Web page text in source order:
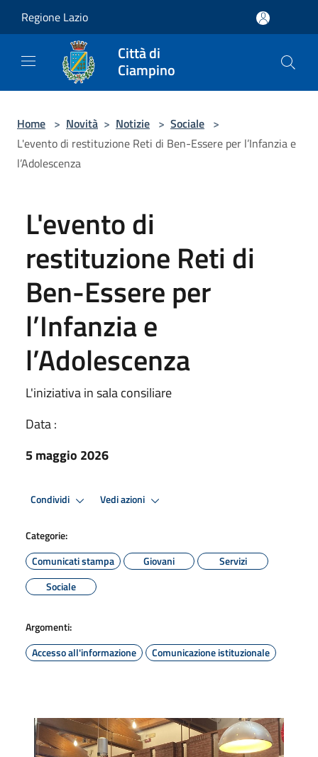
Regione Lazio
Città di
Ciampino
Home > Novità > Notizie > Sociale >
L'evento di restituzione Reti di Ben-Essere per l’Infanzia e
l’Adolescenza
L'evento di
restituzione Reti di
Ben-Essere per
l’Infanzia e
l’Adolescenza
L'iniziativa in sala consiliare
Data :
5 maggio 2026
Condividi Vedi azioni
Categorie:
Comunicati stampa
Giovani
Servizi
Sociale
Argomenti:
Accesso all'informazione
Comunicazione istituzionale